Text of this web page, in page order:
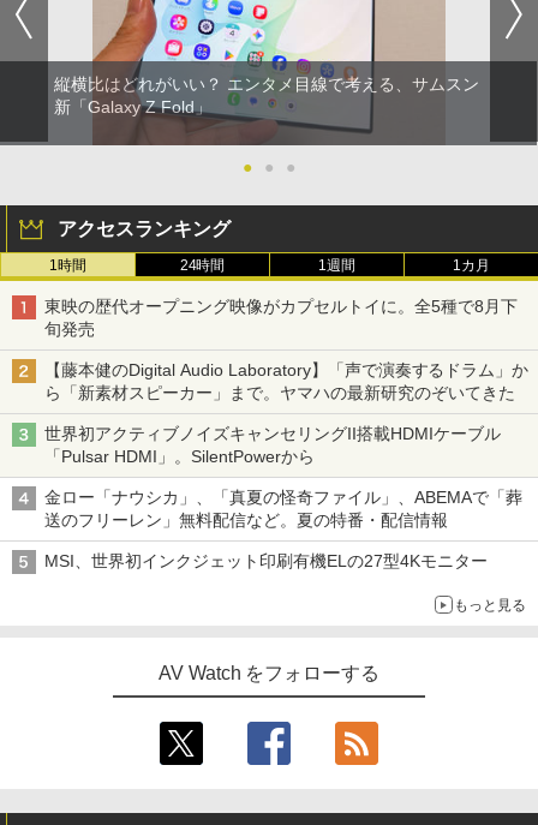
縦横比はどれがいい？ エンタメ目線で考える、サムスン
新「Galaxy Z Fold」
● ● ●
アクセスランキング
1時間 24時間 1週間 1カ月
東映の歴代オープニング映像がカプセルトイに。全5種で8月下
旬発売
【藤本健のDigital Audio Laboratory】「声で演奏するドラム」か
ら「新素材スピーカー」まで。ヤマハの最新研究のぞいてきた
世界初アクティブノイズキャンセリングII搭載HDMIケーブル
「Pulsar HDMI」。SilentPowerから
金ロー「ナウシカ」、「真夏の怪奇ファイル」、ABEMAで「葬
送のフリーレン」無料配信など。夏の特番・配信情報
MSI、世界初インクジェット印刷有機ELの27型4Kモニター
もっと見る
AV Watch をフォローする